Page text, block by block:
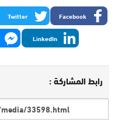
Facebook
Twitter
LinkedIn
رابط المشاركة :